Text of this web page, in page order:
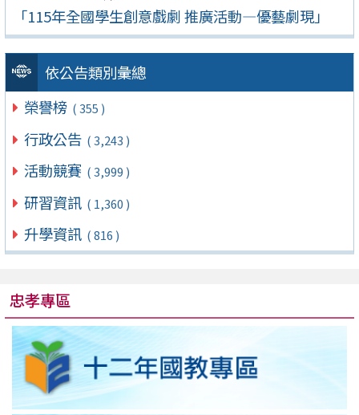
「115年全國學生創意戲劇 推廣活動—優藝劇現」
依公告類別彙總
榮譽榜 ( 355 )
行政公告 ( 3,243 )
活動競賽 ( 3,999 )
研習資訊 ( 1,360 )
升學資訊 ( 816 )
忠孝專區